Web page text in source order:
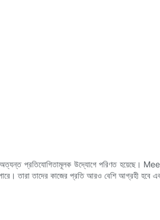
উদ্যোগে পরিণত হয়েছে। Meetion
তারা তাদের কাজের প্রতি আরও বেশি আগ্রহী হবে